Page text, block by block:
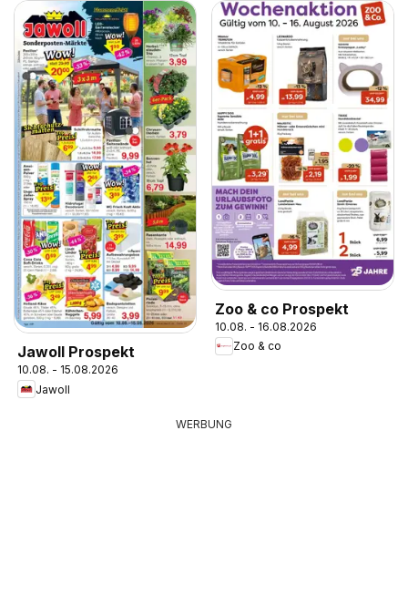
Jawoll Prospekt
10.08. - 15.08.2026
Jawoll
Zoo & co Prospekt
10.08. - 16.08.2026
Zoo & co
WERBUNG